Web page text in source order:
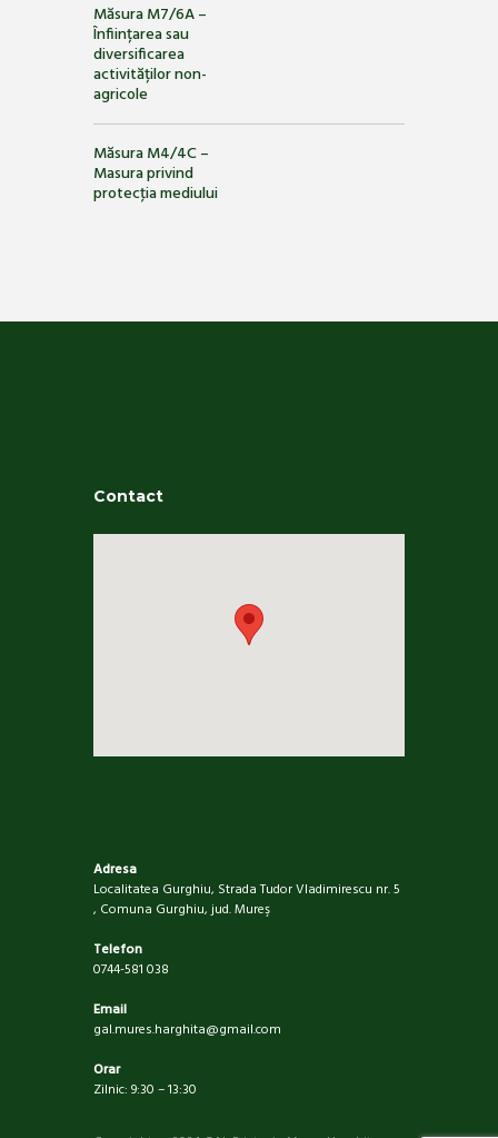
Măsura M7/6A –
Înființarea sau
diversificarea
activităților non-
agricole
Măsura M4/4C –
Masura privind
protecţia mediului
Contact
Adresa
Localitatea Gurghiu, Strada Tudor Vladimirescu nr. 5
, Comuna Gurghiu, jud. Mureş
Telefon
0744-581 038
Email
gal.mures.harghita@gmail.com
Orar
Zilnic: 9:30 – 13:30